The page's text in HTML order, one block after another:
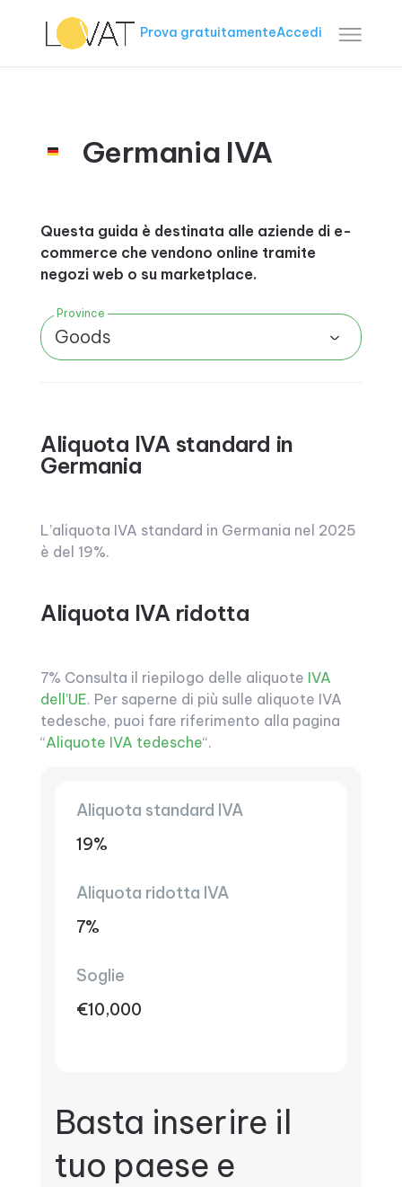
Prova gratuitamenteAccedi
Germania IVA
Questa guida è destinata alle aziende di e-
commerce che vendono online tramite
negozi web o su marketplace.
Province
Goods
Aliquota IVA standard in
Germania
L’aliquota IVA standard in Germania nel 2025
è del 19%.
Aliquota IVA ridotta
7% Consulta il riepilogo delle aliquote IVA
dell’UE. Per saperne di più sulle aliquote IVA
tedesche, puoi fare riferimento alla pagina
“Aliquote IVA tedesche“.
Aliquota standard IVA
19%
Aliquota ridotta IVA
7%
Soglie
€10,000
Basta inserire il
tuo paese e